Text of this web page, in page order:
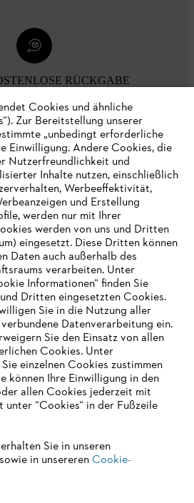
RÜCKGABE
WIRD NICHT
Seite empfehlen wir Ihnen, zu
zu wechseln:
Cookies und ähnliche
Zur Bereitstellung unserer
„unbedingt erforderliche
Einwilligung. Andere Cookies, die
Nutzerfreundlichkeit und
Inhalte nutzen, einschließlich
Werbeeffektivität,
und Erstellung
werden nur mit Ihrer
werden von uns und Dritten
eingesetzt. Diese Dritten können
Daten auch außerhalb des
verarbeiten. Unter
Informationen“ finden Sie
Dritten eingesetzten Cookies.
Sie in die Nutzung aller
Datenverarbeitung ein.
Sie den Einsatz von allen
Cookies. Unter
einzelnen Cookies zustimmen
können Ihre Einwilligung in den
allen Cookies jederzeit mit
“Cookies“ in der Fußzeile
Sie in unseren
sowie in unsereren Cookie-